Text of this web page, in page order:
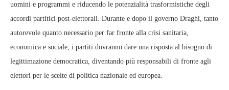
uomini e programmi e riducendo le potenzialità trasformistiche degli
accordi partitici post-elettorali. Durante e dopo il governo Draghi, tanto
autorevole quanto necessario per far fronte alla crisi sanitaria,
economica e sociale, i partiti dovranno dare una risposta al bisogno di
legittimazione democratica, diventando più responsabili di fronte agli
elettori per le scelte di politica nazionale ed europea.